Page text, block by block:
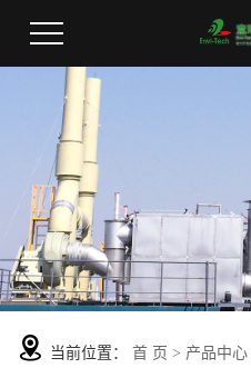
当前位置： 首 页 > 产品中心